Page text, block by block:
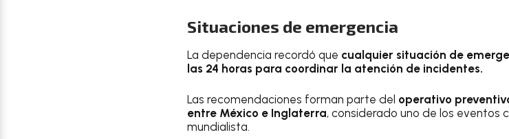
Situaciones de emergencia
La dependencia recordó que cualquier situación de
las 24 horas para coordinar la atención de incidentes.
Las recomendaciones forman parte del operativo
entre México e Inglaterra, considerado uno de los eventos
mundialista.